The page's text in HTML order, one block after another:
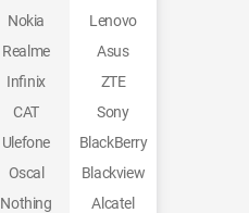
Lenovo
Nokia
Asus
Realme
ZTE
Infinix
Sony
CAT
BlackBerry
Ulefone
Blackview
Oscal
Alcatel
Nothing